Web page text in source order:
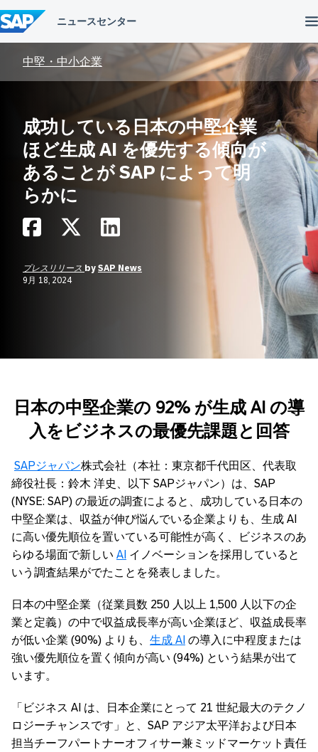
ン
テ
ン
中堅・中小企業
成功している日本の中堅企業
ほど生成 AI を優先する傾向が
あることが SAP によって明
らかに
プレスリリース by SAP News
9月 18, 2024
日本の中堅企業の 92% が生成 AI の導
入をビジネスの最優先課題と回答
SAPジャパン株式会社（本社：東京都千代田区、代表取
締役社長：鈴木 洋史、以下 SAPジャパン）は、SAP
(NYSE: SAP) の最近の調査によると、成功している日本の
中堅企業は、収益が伸び悩んでいる企業よりも、生成 AI
に高い優先順位を置いている可能性が高く、ビジネスのあ
らゆる場面で新しい AI イノベーションを採用していると
いう調査結果がでたことを発表しました。
日本の中堅企業（従業員数 250 人以上 1,500 人以下の企
業と定義）の中で収益成長率が高い企業ほど、収益成長率
が低い企業 (90%) よりも、 生成 AI の導入に中程度または
強い優先順位を置く傾向が高い (94%) という結果が出て
います。
「ビジネス AI は、日本企業にとって 21 世紀最大のテクノ
ロジーチャンスです」と、SAP アジア太平洋および日本
担当チーフパートナーオフィサー兼ミッドマーケット責任